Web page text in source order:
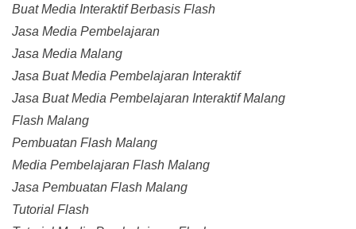
Buat Media Interaktif Berbasis Flash
Jasa Media Pembelajaran
Jasa Media Malang
Jasa Buat Media Pembelajaran Interaktif
Jasa Buat Media Pembelajaran Interaktif Malang
Flash Malang
Pembuatan Flash Malang
Media Pembelajaran Flash Malang
Jasa Pembuatan Flash Malang
Tutorial Flash